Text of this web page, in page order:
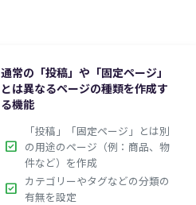
通常の「投稿」や「固定ページ」
とは異なるページの種類を作成す
る機能
check_box
「投稿」「固定ページ」とは別
の用途のページ（例：商品、物
件など）を作成
check_box カテゴリーやタグなどの分類の
有無を設定